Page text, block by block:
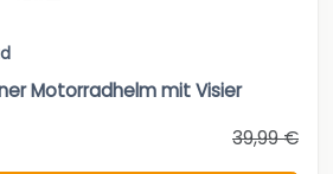
Motorradhelm mit Visier
39,99 €